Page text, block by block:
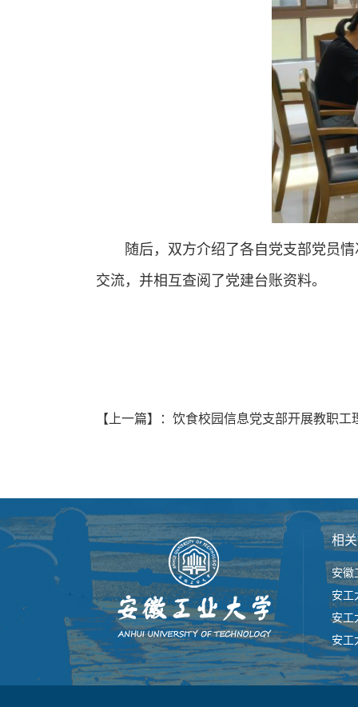
随后，双方介绍了各自党支部党员
交流，并相互查阅了党建台账资料。
【上一篇】 ： 饮食校园信息党支部开展教职
相
安徽
安工
安工
安工